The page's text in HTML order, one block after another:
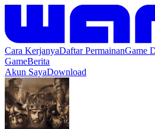
Cara KerjanyaDaftar PermainanGame
GameBerita
Akun SayaDownload